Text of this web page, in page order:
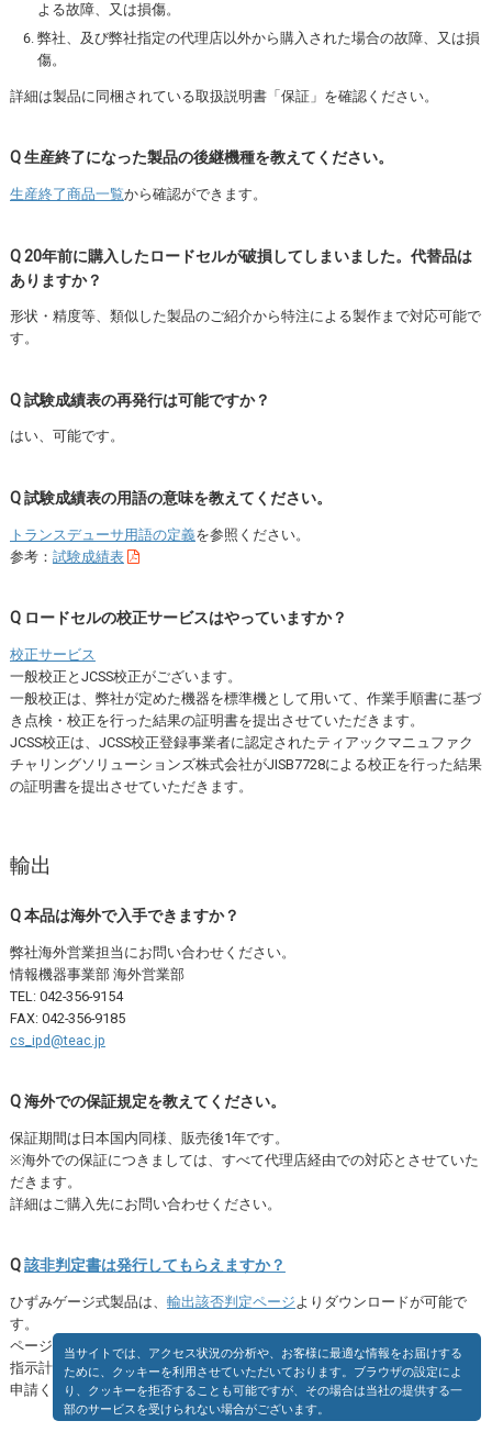
よる故障、又は損傷。
弊社、及び弊社指定の代理店以外から購入された場合の故障、又は損
傷。
詳細は製品に同梱されている取扱説明書「保証」を確認ください。
Q 生産終了になった製品の後継機種を教えてください。
生産終了商品一覧から確認ができます。
Q 20年前に購入したロードセルが破損してしまいました。代替品は
ありますか？
形状・精度等、類似した製品のご紹介から特注による製作まで対応可能で
す。
Q 試験成績表の再発行は可能ですか？
はい、可能です。
Q 試験成績表の用語の意味を教えてください。
トランスデューサ用語の定義を参照ください。
参考： 試験成績表
Q ロードセルの校正サービスはやっていますか？
校正サービス
一般校正とJCSS校正がございます。
一般校正は、弊社が定めた機器を標準機として⽤いて、作業⼿順書に基づ
き点検・校正を⾏った結果の証明書を提出させていただきます。
JCSS校正は、JCSS校正登録事業者に認定されたティアックマニュファク
チャリングソリューションズ株式会社がJISB7728による校正を行った結果
の証明書を提出させていただきます。
輸出
Q 本品は海外で入手できますか？
弊社海外営業担当にお問い合わせください。
情報機器事業部 海外営業部
TEL: 042-356-9154
FAX: 042-356-9185
cs_ipd@teac.jp
Q 海外での保証規定を教えてください。
保証期間は日本国内同様、販売後1年です。
※海外での保証につきましては、すべて代理店経由での対応とさせていた
だきます。
詳細はご購入先にお問い合わせください。
Q該非判定書は発行してもらえますか？
ひずみゲージ式製品は、 輸出該否判定ページよりダウンロードが可能で
す。
ページ内の注意書きに同意した上で、ダウンロードをお願いいたします。
指示計は、定型書式に必要事項を記入し、非該当証明書発行サービスから
申請ください。5営業日程度で発行いたします。